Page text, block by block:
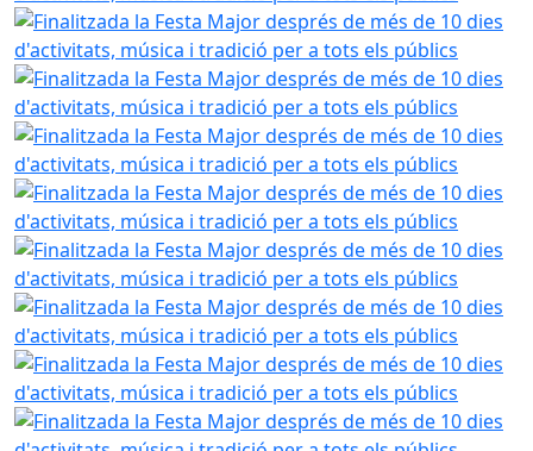
Finalitzada la Festa Major després de més de 10 dies
Finalitzada la Festa Major després de més de 10 dies
Finalitzada la Festa Major després de més de 10 dies
Finalitzada la Festa Major després de més de 10 dies
Finalitzada la Festa Major després de més de 10 dies
Finalitzada la Festa Major després de més de 10 dies
Finalitzada la Festa Major després de més de 10 dies
Finalitzada la Festa Major després de més de 10 dies